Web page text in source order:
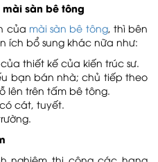
sàn bê tông
của mài sàn bê tông, thì bên
ích bổ sung khác nữa như:
thiết kế của kiến ​​trúc sư.
bạn bán nhà; chủ tiếp theo
lên trên tấm bê tông.
cát, tuyết.
máy Chính xác M&K Việt
River Retreat